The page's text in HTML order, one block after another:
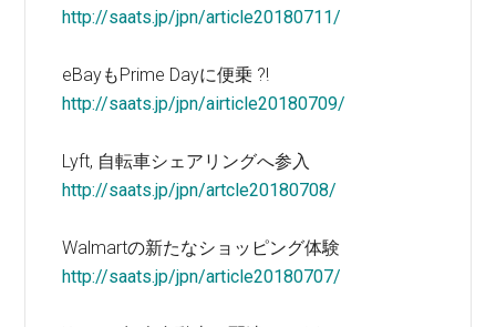
http://saats.jp/jpn/article20180711/
eBayもPrime Dayに便乗 ?!
http://saats.jp/jpn/airticle20180709/
Lyft, 自転車シェアリングへ参入
http://saats.jp/jpn/artcle20180708/
Walmartの新たなショッピング体験
http://saats.jp/jpn/article20180707/